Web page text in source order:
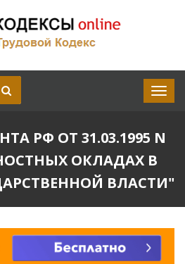
РФ ОТ 31.03.1995 N
ОКЛАДАХ В
ВЛАСТИ"